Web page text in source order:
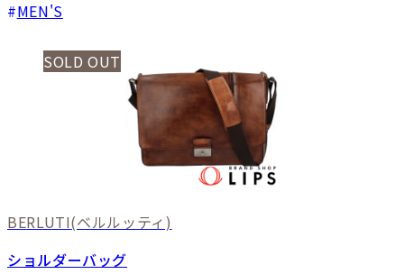
MEN'S
SOLD OUT
BERLUTI(ベルルッティ)
ショルダーバッグ